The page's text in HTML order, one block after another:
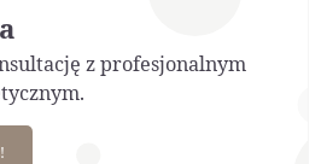
z profesjonalnym